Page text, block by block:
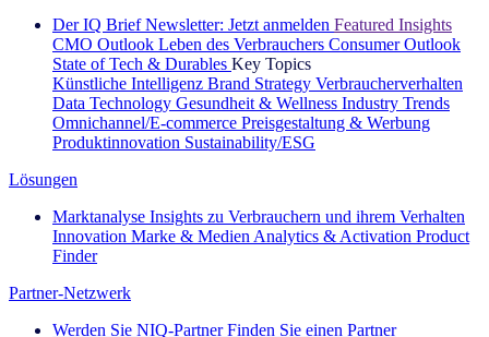
Der IQ Brief Newsletter: Jetzt anmelden Featured Insights
CMO Outlook Leben des Verbrauchers Consumer Outlook
State of Tech & Durables Key Topics
Künstliche Intelligenz Brand Strategy Verbraucherverhalten
Data Technology Gesundheit & Wellness Industry Trends
Omnichannel/E-commerce Preisgestaltung & Werbung
Produktinnovation Sustainability/ESG
Lösungen
Marktanalyse Insights zu Verbrauchern und ihrem Verhalten
Innovation Marke & Medien Analytics & Activation Product
Finder
Partner-Netzwerk
Werden Sie NIQ-Partner Finden Sie einen Partner